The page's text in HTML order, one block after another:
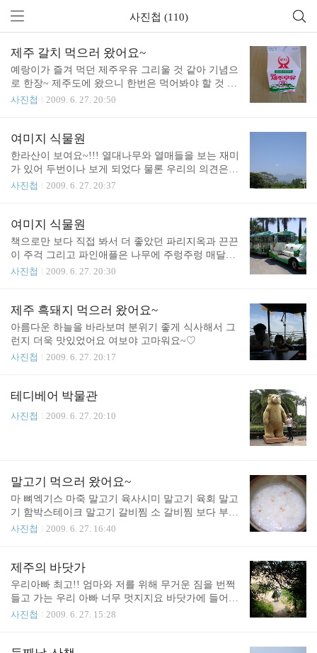
사진첩 (110)
제주 갈치 먹으러 왔어요~
예랑이가 즐겨 먹던 제주우유 그리울 것 같아 기념으
로 한장~ 제주도에 왔으니 한번은 먹어봐야 할 것 같
아 먹게된 제주갈치 나보다는 예랑이가 더 좋아했던
사진첩 2009. 6. 27. 20:50
여미지 식물원
한라산이 보여요~!!! 열대나무와 열매들을 보는 재미
가 있어 두번이나 보게 되었다 물론 우리의 의견은
아니고 예랑이의 의견이었지만 두번 봐도 역시 좋았
사진첩 2009. 6. 27. 20:37
여미지 식물원
책으로만 보다 직접 봐서 더 좋았던 파리지옥과 끈끈
이 주걱 그리고 파인애플은 나무에 주렁주렁 매달려
있을 줄 알았는데 풀 같은데 달려 있어서 놀라웠다
사진첩 2009. 6. 27. 20:30
제주 흑돼지 먹으러 왔어요~
아름다운 하늘을 바라보며 분위기 좋게 식사해서 그
런지 더욱 맛있었어요 여보야 고마워요~♡
사진첩
2009. 6. 27. 20:17
테디베어 박물관
사진첩 2009. 6. 27. 20:10
말고기 먹으러 왔어요~
마 뼈엑기스 마죽 말고기 육사시미 말고기 육회 말고
기 함박스테이크 말고기 갈비찜 소 갈비찜 보다 부드
럽다말고기 양념구이 연한것이 어찌나 살살 녹던
사진첩 2009. 6. 27. 16:40
제주의 바닷가
우리아빠 최고!! 엄마와 저를 위해 무거운 짐을 번쩍
들고 가는 우리 아빠 너무 멋지지요 바닷가에 들어가
기 전에는 이렇게 썬크림을 발라야 해요~ 모든 준비
사진첩 2009. 6. 27. 15:28